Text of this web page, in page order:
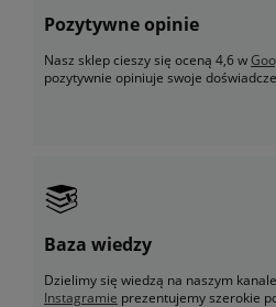
Pozytywne opinie
Nasz sklep cieszy się oceną 4,6 w
pozytywnie opiniuje swoje
Baza wiedzy
Dzielimy się wiedzą na naszym kanale
Instagramie prezentujemy szerokie